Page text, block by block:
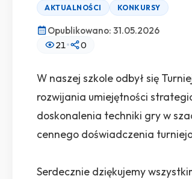
AKTUALNOŚCI KONKURSY
Opublikowano: 31.05.2026
21• 0
W naszej szkole odbył się
rozwijania umiejętności
doskonalenia techniki gry w
cennego doświadczenia
Serdecznie dziękujemy